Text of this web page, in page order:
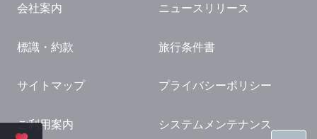
国内観光ガイド
旅行・観光情報
会社案内 ニュースリリース
標識・約款 旅行条件書
サイトマップ プライバシーポリシー
ご利用案内 システムメンテナンス